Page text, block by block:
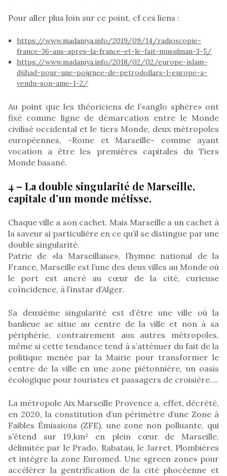
Pour aller plus loin sur ce point, cf ces liens :
https://www.madaniya.info/2019/09/14/radioscopie-
france-36-ans-apres-la-france-et-le-fait-musulman-3-5/
https://www.madaniya.info/2018/02/02/europe-islam-
djihad-pour-une-poignee-de-petrodollars-l-europe-a-
vendu-son-ame-1-2/
Au point que les théoriciens de l’«anglo sphère» ont
fixé comme ligne de démarcation entre le Monde
civilisé occidental et le tiers Monde, deux métropoles
européennes, -Rome et Marseille- comme ayant
vocation a être les premières capitales du Tiers
Monde basané.
4 – La double singularité de Marseille,
capitale d’un monde métisse.
Chaque ville a son cachet. Mais Marseille a un cachet à
la saveur si particulière en ce qu’il se distingue par une
double singularité.
Patrie de «la Marseillaise», l’hymne national de la
France, Marseille est l’une des deux villes au Monde où
le port est ancré au cœur de la cité, curieuse
coïncidence, à l’instar d’Alger.
Sa deuxième singularité est d’être une ville où la
banlieue se situe au centre de la ville et non à sa
périphérie, contrairement aux autres métropoles,
même si cette tendance tend à s’atténuer du fait de la
politique menée par la Mairie pour transformer le
centre de la ville en une zone piétonnière, un oasis
écologique pour touristes et passagers de croisière….
La métropole Aix Marseille Provence a, effet, décrété,
en 2020, la constitution d’un périmètre d’une Zone à
Faibles Émissions (ZFE), une zone non polluante, qui
s’étend sur 19,km² en plein cœur de Marseille,
délimitée par le Prado, Rabatau, le Jarret, Plombières
et intègre la zone Euromed. Une «green zone» pour
accélérer la gentrification de la cité phocéenne et